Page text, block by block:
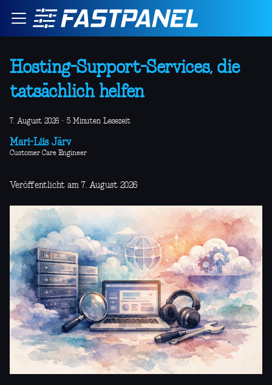
Hosting-Support-Services, die
tatsächlich helfen
7. August 2026 · 5 Minuten Lesezeit
Mari-Liis Järv
Customer Care Engineer
Veröffentlicht am 7. August 2026